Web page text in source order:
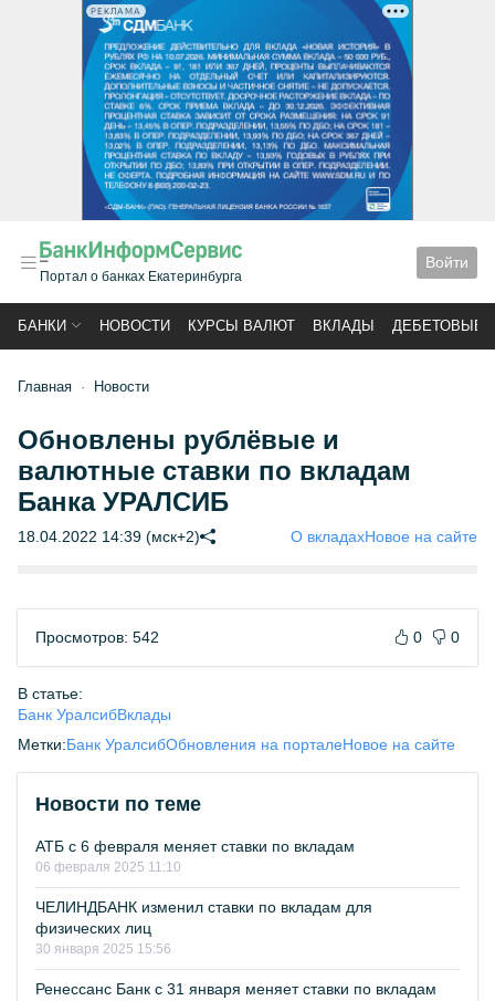
РЕКЛАМА
Портал о банках Екатеринбурга
Войти
БАНКИ НОВОСТИ КУРСЫ ВАЛЮТ ВКЛАДЫ ДЕБЕТОВЫЕ
Главная Новости
Обновлены рублёвые и
валютные ставки по вкладам
Банка УРАЛСИБ
18.04.2022 14:39 (мск+2) О вкладахНовое на сайте
Просмотров: 542 0 0
В статье:
Банк УралсибВклады
Метки:Банк УралсибОбновления на порталеНовое на сайте
Новости по теме
АТБ с 6 февраля меняет ставки по вкладам
06 февраля 2025 11:10
ЧЕЛИНДБАНК изменил ставки по вкладам для
физических лиц
30 января 2025 15:56
Ренессанс Банк с 31 января меняет ставки по вкладам